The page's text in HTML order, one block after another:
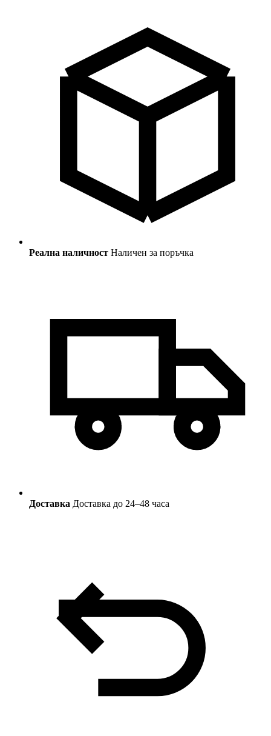
Реална наличност Наличен за поръчка
Доставка Доставка до 24–48 часа